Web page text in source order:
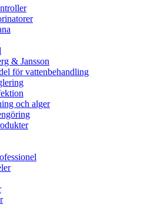
& Jansson
för vattenbehandling
och alger